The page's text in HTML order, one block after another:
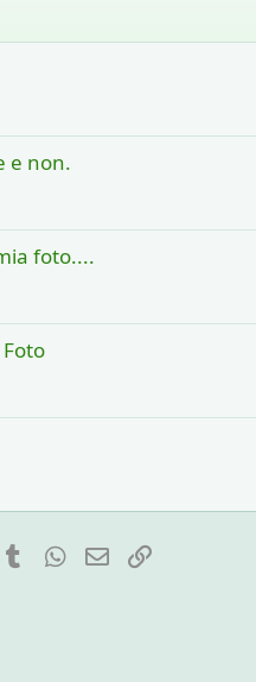
e non.
foto....
TumblrWhatsApp
e-mail